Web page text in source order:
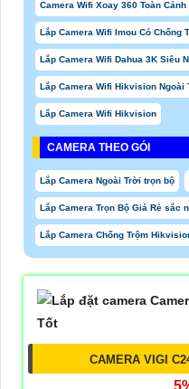
Camera Wifi Xoay 360 Toàn Cảnh
Lắp Camera Wifi Imou Có Chống
Lắp Camera Wifi Dahua 3K Siêu
Lắp Camera Wifi Hikvision Ngoài
Lắp Camera Wifi Hikvision
CAMERA THEO GÓI
Lắp Camera Ngoài Trời trọn bộ
Lắp Camera Trọn Bộ Giá Rẻ sắc
Lắp Camera Chống Trộm
CAMERA VIGI